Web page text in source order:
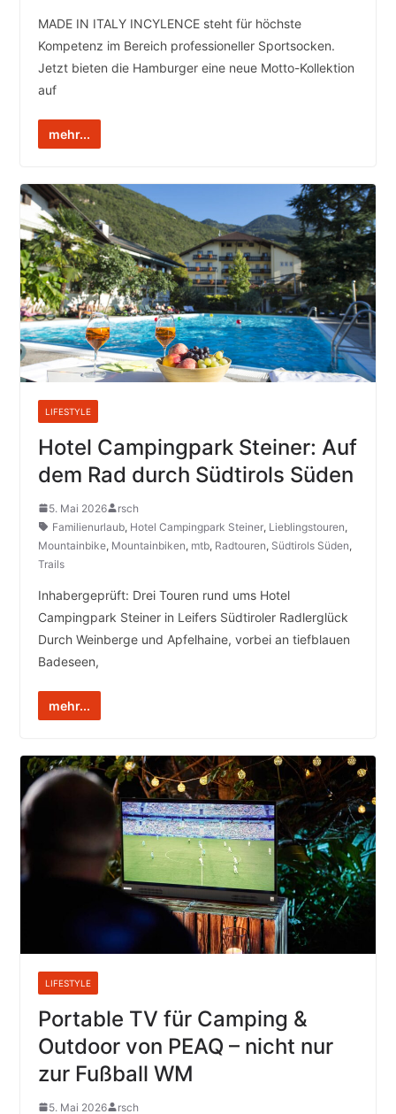
MADE IN ITALY INCYLENCE steht für höchste
Kompetenz im Bereich professioneller Sportsocken.
Jetzt bieten die Hamburger eine neue Motto-Kollektion
auf
mehr...
LIFESTYLE
Hotel Campingpark Steiner: Auf
dem Rad durch Südtirols Süden
5. Mai 2026
rsch
Familienurlaub, Hotel Campingpark Steiner, Lieblingstouren,
Mountainbike, Mountainbiken, mtb, Radtouren, Südtirols Süden,
Trails
Inhabergeprüft: Drei Touren rund ums Hotel
Campingpark Steiner in Leifers Südtiroler Radlerglück
Durch Weinberge und Apfelhaine, vorbei an tiefblauen
Badeseen,
mehr...
LIFESTYLE
Portable TV für Camping &
Outdoor von PEAQ – nicht nur
zur Fußball WM
5. Mai 2026 rsch